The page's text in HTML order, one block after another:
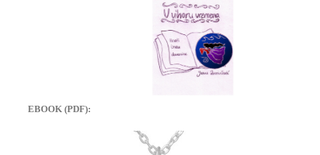
EBOOK (PDF):